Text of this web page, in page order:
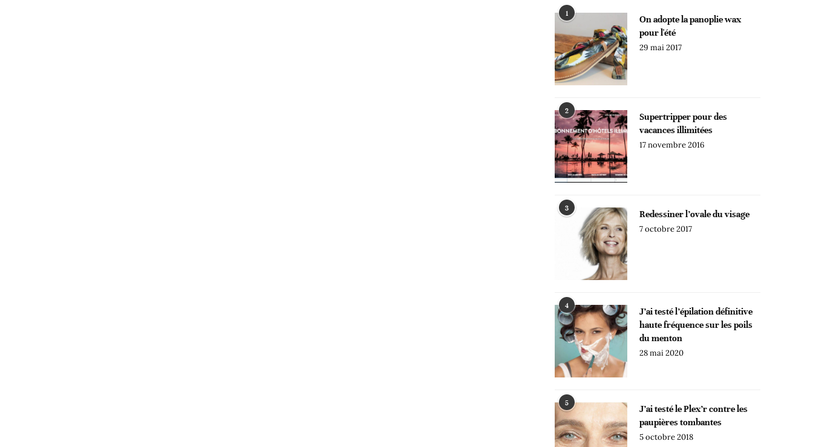
1
On adopte la panoplie wax
pour l'été
29 mai 2017
2
Supertripper pour des
vacances illimitées
17 novembre 2016
3
Redessiner l’ovale du visage
7 octobre 2017
4
J’ai testé l’épilation définitive
haute fréquence sur les poils
du menton
28 mai 2020
5
J’ai testé le Plex’r contre les
paupières tombantes
5 octobre 2018